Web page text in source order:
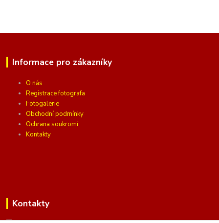
Informace pro zákazníky
O nás
Registrace fotografa
Fotogalerie
Obchodní podmínky
Ochrana soukromí
Kontakty
Kontakty